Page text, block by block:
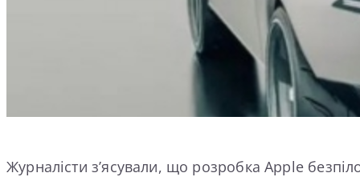
Журналісти з’ясували, що розробка Apple